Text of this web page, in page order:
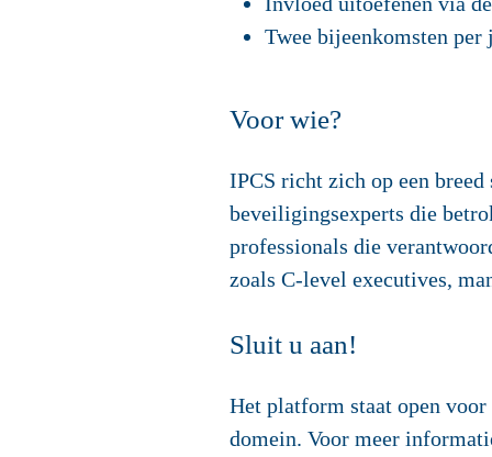
Twee bijeenkomsten per
Voor wie?
IPCS richt zich op een breed
beveiligingsexperts die
professionals die
zoals C-level executives,
Sluit u aan!
Het platform staat open
domein. Voor meer